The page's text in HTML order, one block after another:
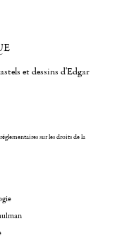
et dessins d'Edgar
sur les droits de la